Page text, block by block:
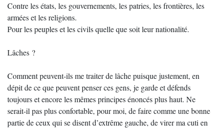
Contre les états, les gouvernements, les patries, les frontières, les
armées et les religions.
Pour les peuples et les civils quelle que soit leur nationalité.
Lâches ?
Comment peuvent-ils me traiter de lâche puisque justement, en
dépit de ce que peuvent penser ces gens, je garde et défends
toujours et encore les mêmes principes énoncés plus haut. Ne
serait-il pas plus confortable, pour moi, de faire comme une bonne
partie de ceux qui se disent d’extrême gauche, de virer ma cuti en